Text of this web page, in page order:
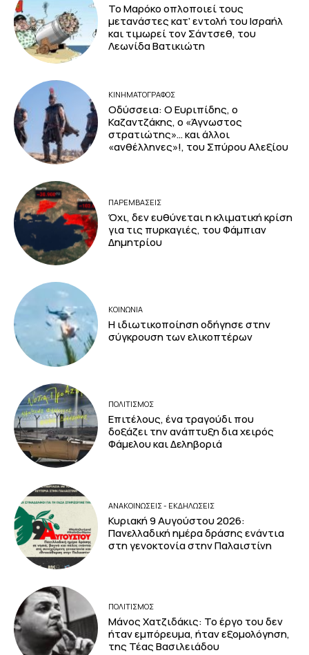
Το Μαρόκο οπλοποιεί τους
μετανάστες κατ’ εντολή του Ισραήλ
και τιμωρεί τον Σάντσεθ, του
Λεωνίδα Βατικιώτη
ΚΙΝΗΜΑΤΟΓΡΆΦΟΣ
Οδύσσεια: Ο Ευριπίδης, ο
Καζαντζάκης, ο «Άγνωστος
στρατιώτης»… και άλλοι
«ανθέλληνες»!, του Σπύρου Αλεξίου
ΠΑΡΕΜΒΑΣΕΙΣ
Όχι, δεν ευθύνεται η κλιματική κρίση
για τις πυρκαγιές, του Φάμπιαν
Δημητρίου
ΚΟΙΝΩΝΙΑ
Η ιδιωτικοποίηση οδήγησε στην
σύγκρουση των ελικοπτέρων
ΠΟΛΙΤΙΣΜΟΣ
Επιτέλους, ένα τραγούδι που
δοξάζει την ανάπτυξη δια χειρός
Φάμελου και Δεληβοριά
ΑΝΑΚΟΙΝΩΣΕΙΣ - ΕΚΔΗΛΩΣΕΙΣ
Κυριακή 9 Αυγούστου 2026:
Πανελλαδική ημέρα δράσης ενάντια
στη γενοκτονία στην Παλαιστίνη
ΠΟΛΙΤΙΣΜΟΣ
Μάνος Χατζιδάκις: Το έργο του δεν
ήταν εμπόρευμα, ήταν εξομολόγηση,
της Τέας Βασιλειάδου